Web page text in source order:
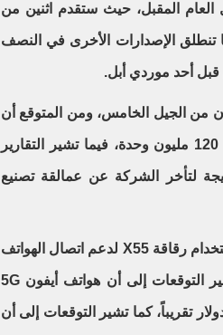
المقبل، حيث ستقدم اثنين من
خلال النصف الأول من 2020، بينما تنطلق الإصدارات الأخرى في النصف
نماذج لهواتف أيفون من الجيل الخامس، ومن المتوقع أن
يصل مخزون أبل من وحدات الأيفون 5G إلى 120 مليون وحدة، فيما تشير التقارير
وذلك نتيجة لتأخر الشركة عن عمالقة تصنيع
كما تشير التوقعات إلى أن أبل فى طريقها لاستخدام رقاقة X55 لدعم اتصال الهواتف
بشبكات SA وNSA، وعلى الجانب الآخر، تشير التوقعات إلى أن هواتف أيفون 5G
بمستوى تسعير مرتفع يصل إلى 1854 دولار تقريباً، كما تشير التوقعات إلى أن